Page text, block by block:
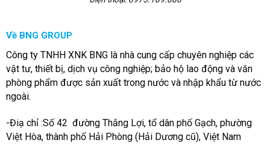
Về BNG GROUP
Công ty TNHH XNK BNG là nhà cung cấp chuyên nghiệp các
vật tư, thiết bị, dịch vụ công nghiệp; bảo hộ lao động và văn
phòng phẩm được sản xuất trong nước và nhập khẩu từ nước
ngoài.
-Điạ chỉ :Số 42 đường Thắng Lợi, tổ dân phố Gạch, phường
Việt Hòa, thành phố Hải Phòng (Hải Dương cũ), Việt Nam